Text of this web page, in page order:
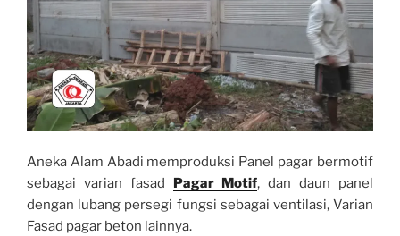
Aneka Alam Abadi memproduksi Panel pagar bermotif
sebagai varian fasad
Pagar Motif, dan daun panel
dengan lubang persegi fungsi sebagai ventilasi, Varian
Fasad pagar beton lainnya.